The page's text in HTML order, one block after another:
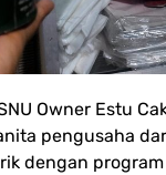
Owner Estu
pengusaha
dengan